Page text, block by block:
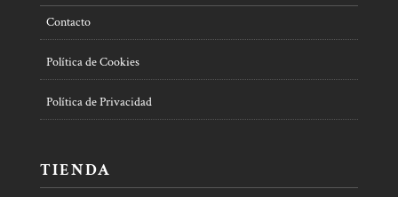
Contacto
Política de Cookies
Política de Privacidad
TIENDA